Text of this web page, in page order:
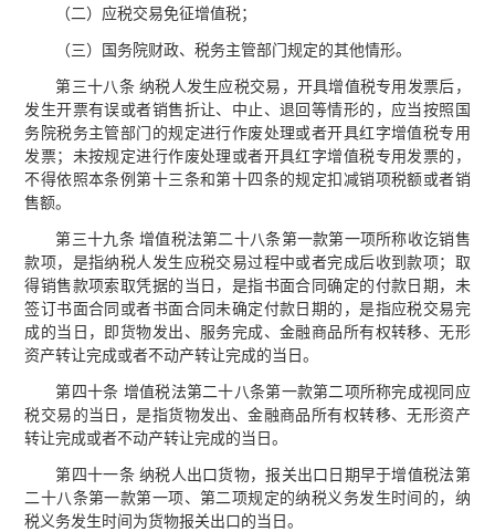
（二）应税交易免征增值税；
（三）国务院财政、税务主管部门规定的其他情形。
第三十八条 纳税人发生应税交易，开具增值税专用发票后，
发生开票有误或者销售折让、中止、退回等情形的，应当按照国
务院税务主管部门的规定进行作废处理或者开具红字增值税专用
发票；未按规定进行作废处理或者开具红字增值税专用发票的，
不得依照本条例第十三条和第十四条的规定扣减销项税额或者销
售额。
第三十九条 增值税法第二十八条第一款第一项所称收讫销售
款项，是指纳税人发生应税交易过程中或者完成后收到款项；取
得销售款项索取凭据的当日，是指书面合同确定的付款日期，未
签订书面合同或者书面合同未确定付款日期的，是指应税交易完
成的当日，即货物发出、服务完成、金融商品所有权转移、无形
资产转让完成或者不动产转让完成的当日。
第四十条 增值税法第二十八条第一款第二项所称完成视同应
税交易的当日，是指货物发出、金融商品所有权转移、无形资产
转让完成或者不动产转让完成的当日。
第四十一条 纳税人出口货物，报关出口日期早于增值税法第
二十八条第一款第一项、第二项规定的纳税义务发生时间的，纳
税义务发生时间为货物报关出口的当日。